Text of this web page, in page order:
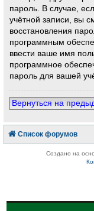
пароль. В случае,
учётной записи, вы
восстановления
программным
ввести ваше имя
программное
пароль для вашей
Вернуться на
Список форумов
Создано на